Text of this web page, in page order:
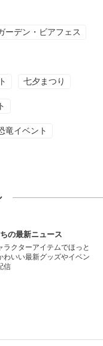
ーデン・ビアフェス
七夕まつり
竜イベント
の最新ニュース
ラクターアイテムでほっと
わいい最新グッズやイベン
信